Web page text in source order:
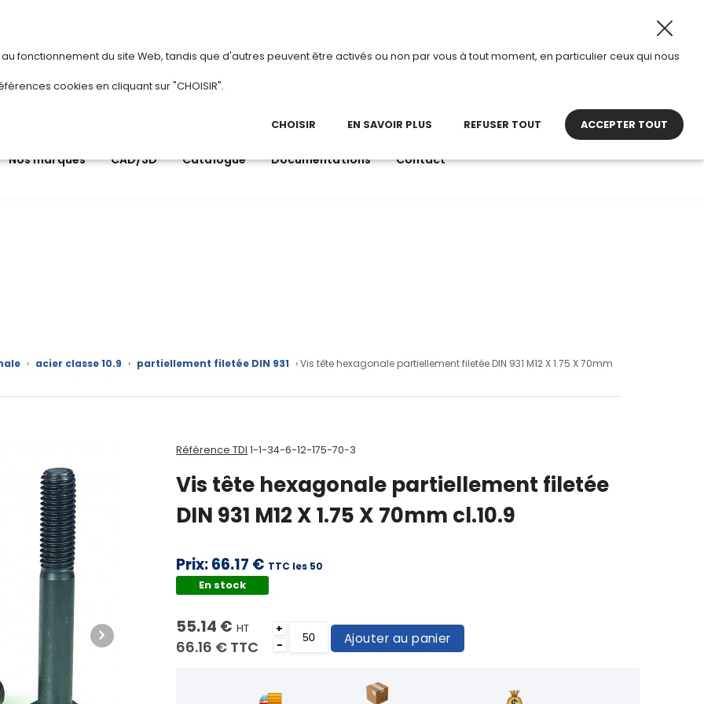
Du 3 au 28 août 2026, TDI passe en mode été. Horaires d’ouverture :
Nos marques CAD/3D Catalogue Documentations Contact
› acier classe 10.9 › partiellement filetée DIN 931 › Vis tête hexagonale partiellement filetée DIN 931 M12 X 1.75 X 70mm
Référence TDI 1-1-34-6-12-175-70-3
Vis tête hexagonale partiellement filetée
DIN 931 M12 X 1.75 X 70mm cl.10.9
Prix:66.17 € TTC les 50
En stock
55.14 € HT
66.16 € TTC
+
-
Ajouter au panier
fonctionnement du site Web, tandis que d'autres peuvent être activés ou non par vous à tout moment, en particulier ceux qui nous
cookies en cliquant sur "CHOISIR".
CHOISIR EN SAVOIR PLUS REFUSER TOUT ACCEPTER TOUT